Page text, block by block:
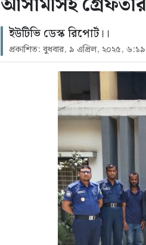
ইউটিভি ডেস্ক রিপোর্ট।।
প্রকাশিত: বুধবার, ৯ এপ্রিল, ২০২৫,